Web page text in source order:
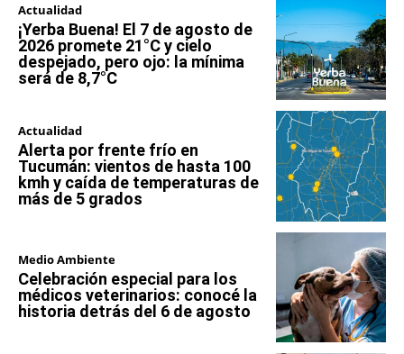
Actualidad
¡Yerba Buena! El 7 de agosto de
2026 promete 21°C y cielo
despejado, pero ojo: la mínima
será de 8,7°C
Actualidad
Alerta por frente frío en
Tucumán: vientos de hasta 100
kmh y caída de temperaturas de
más de 5 grados
Medio Ambiente
Celebración especial para los
médicos veterinarios: conocé la
historia detrás del 6 de agosto